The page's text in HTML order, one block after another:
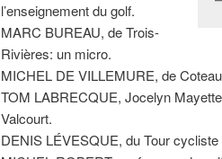
l’enseignement du golf.
MARC BUREAU, de Trois-
Rivières: un micro.
MICHEL DE VILLEMURE, de
TOM LABRECQUE, Jocelyn
Valcourt.
DENIS LÉVESQUE, du Tour